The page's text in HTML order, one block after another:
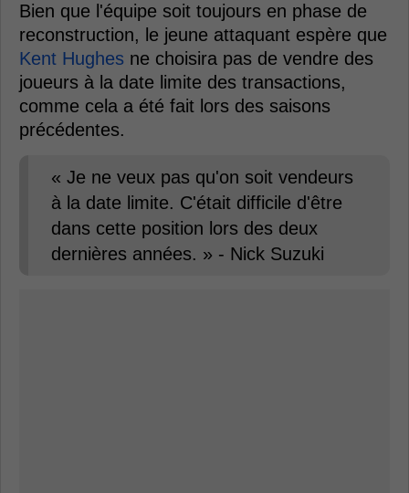
Bien que l'équipe soit toujours en phase de
reconstruction, le jeune attaquant espère que
Kent Hughes ne choisira pas de vendre des
joueurs à la date limite des transactions,
comme cela a été fait lors des saisons
précédentes.
« Je ne veux pas qu'on soit vendeurs
à la date limite. C'était difficile d'être
dans cette position lors des deux
dernières années. » - Nick Suzuki